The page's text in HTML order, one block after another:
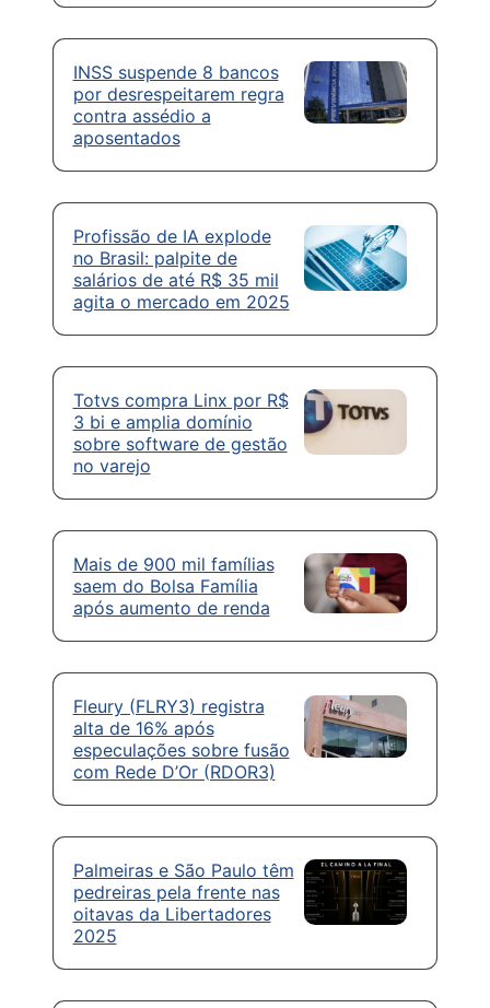
INSS suspende 8 bancos
por desrespeitarem regra
contra assédio a
aposentados
Profissão de IA explode
no Brasil: palpite de
salários de até R$ 35 mil
agita o mercado em 2025
Totvs compra Linx por R$
3 bi e amplia domínio
sobre software de gestão
no varejo
Mais de 900 mil famílias
saem do Bolsa Família
após aumento de renda
Fleury (FLRY3) registra
alta de 16% após
especulações sobre fusão
com Rede D’Or (RDOR3)
Palmeiras e São Paulo têm
pedreiras pela frente nas
oitavas da Libertadores
2025